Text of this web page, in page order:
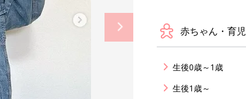
赤ちゃん・育児
生後0歳～1歳
生後1歳～